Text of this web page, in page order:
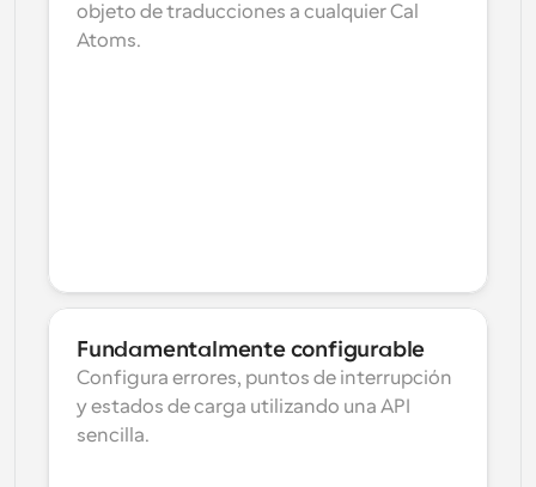
objeto de traducciones a cualquier Cal
Atoms.
Fundamentalmente configurable
Configura errores, puntos de interrupción
y estados de carga utilizando una API
sencilla.